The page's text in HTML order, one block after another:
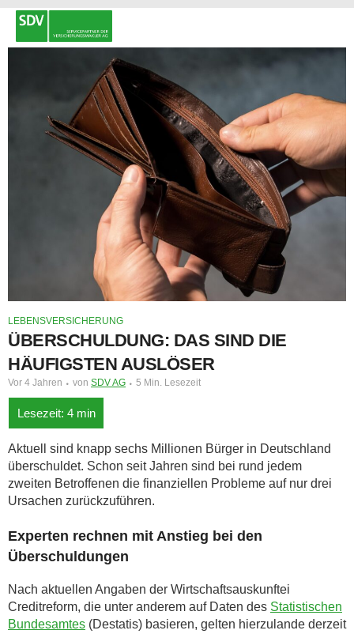
LEBENSVERSICHERUNG
ÜBERSCHULDUNG: DAS SIND DIE
HÄUFIGSTEN AUSLÖSER
Vor 4 Jahren von SDV AG 5 Min. Lesezeit
Aktuell sind knapp sechs Millionen Bürger in Deutschland
überschuldet. Schon seit Jahren sind bei rund jedem
zweiten Betroffenen die finanziellen Probleme auf nur drei
Ursachen zurückzuführen.
Experten rechnen mit Anstieg bei den
Überschuldungen
Nach aktuellen Angaben der Wirtschaftsauskunftei
Creditreform, die unter anderem auf Daten des Statistischen
Bundesamtes (Destatis) basieren, gelten hierzulande derzeit